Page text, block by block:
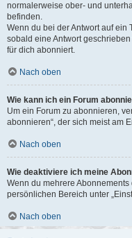
normalerweise ober- und
befinden.
Wenn du bei der Antwort auf ein
sobald eine Antwort
für dich abonniert.
Nach oben
Wie kann ich ein Forum
Um ein Forum zu abonnieren,
abonnieren“, der sich meist am
Nach oben
Wie deaktiviere ich meine
Wenn du mehrere
persönlichen Bereich unter
Nach oben